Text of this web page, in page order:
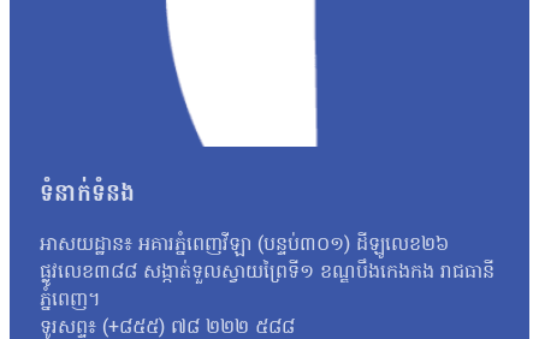
ចំណាយទាំងអស់ ទៅលើការសួរសុខទុក្ខ ហើយនិងផ្គត់ផ្គង់ទៅអ្នកជាប់
«ជាក្ដីសង្ឃឹម ហើយនិងជាសំណូមពរគឺសុំឱ្យលោកតុលាការពិចារណាទៅ
ផ្សព្វផ្សាយអំពីច្បាប់ អ៊ីចឹងពួកគាត់បានបញ្ជាក់ហើយៗថាគាត់គ្រាន់
សាន សិទ្ធិ ជាប់ឃុំមក អ្នកស្រីត្រូវរ៉ាប់រងគ្រប់យ៉ាងក្នុងគ្រួសារដែលមា
ស្រាប់ហើយស្រុកយើងនេះខាងធនាគារ ខាងកូនរៀនផង ទឹកភ្លើងគ្រប់មុ
ទម្លាក់បទចោទគាត់ ហើយមើលទៅប៉ាវា មើលទៅសុខភាពគាត់ទ្រុឌទ្រ
ពេលឥឡូវនេះគាត់ថាស្តាប់បានតែ៣០ទេហើយស្គមឡើងជ្រួញឡើងស្លេ
សវនាការព្រឹកនេះ កត់សម្គាល់ថា រយៈពេលនៃការឃុំខ្លួនសកម្មជន
ទោសឱ្យជាប់ពន្ធនាគារពី ៦ខែ ទៅ២ឆ្នាំ ហើយមកដល់សព្វថ្ងៃនេះ គឺឃុំ
អង្គសេចក្ដី គឺសុំនៅក្រៅឃុំ។ ករណីនេះ លោក យី…
ទំនាក់ទំនង
អាសយដ្ឋាន៖ អគារភ្នំពេញវីឡា (បន្ទប់៣០១) ដីឡូលេខ២៦
ផ្លូវលេខ៣៨៨ សង្កាត់ទួលស្វាយព្រៃទី១ ខណ្ឌបឹងកេងកង រាជធានី
ភ្នំពេញ។
ទូរសព្ទ៖ (+៨៥៥) ៧៨ ២២២ ៥៨៨